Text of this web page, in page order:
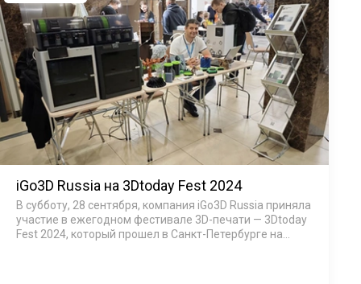
iGo3D Russia на 3Dtoday Fest 2024
В субботу, 28 сентября, компания iGo3D Russia приняла
участие в ежегодном фестивале 3D-печати — 3Dtoday
Fest 2024, который прошел в Санкт-Петербурге на